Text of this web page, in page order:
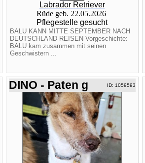
Labrador Retriever
Rüde geb. 22.05.2026
Pflegestelle gesucht
BALU KANN MITTE SEPTEMBER NACH
DEUTSCHLAND REISEN Vorgeschichte:
BALU kam zusammen mit seinen
Geschwistern ...
DINO - Paten g ID: 1059593